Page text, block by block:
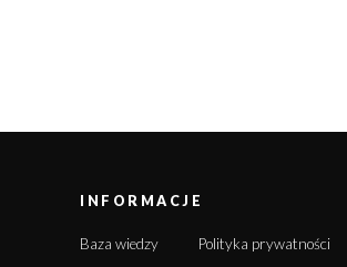
INFORMACJE
Baza wiedzy
Polityka prywatności